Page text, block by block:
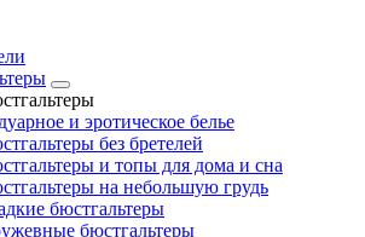
и эротическое белье
без бретелей
и топы для дома и сна
на небольшую грудь
бюстгальтеры
бюстгальтеры